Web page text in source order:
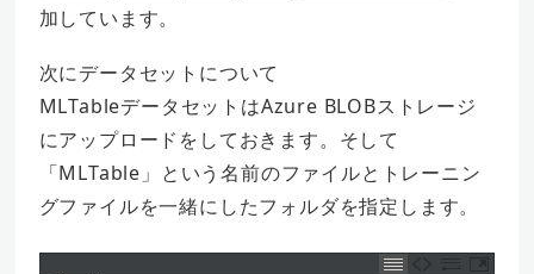
加しています。
次にデータセットについて
MLTableデータセットはAzure BLOBストレージ
にアップロードをしておきます。そして
「MLTable」という名前のファイルとトレーニン
グファイルを一緒にしたフォルダを指定します。